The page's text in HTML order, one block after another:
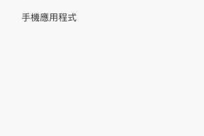
手機應用程式